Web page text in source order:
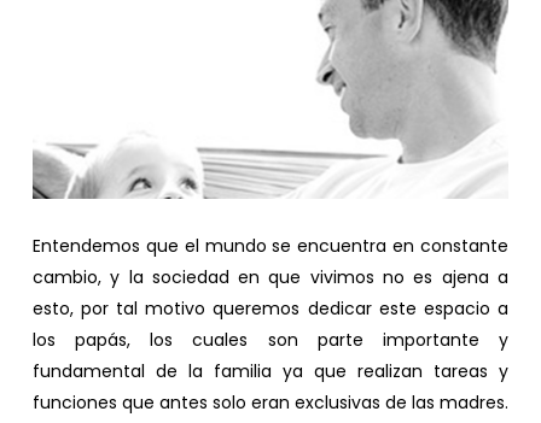
Entendemos que el mundo se encuentra en constante
cambio, y la sociedad en que vivimos no es ajena a
esto, por tal motivo queremos dedicar este espacio a
los papás, los cuales son parte importante y
fundamental de la familia ya que realizan tareas y
funciones que antes solo eran exclusivas de las madres.